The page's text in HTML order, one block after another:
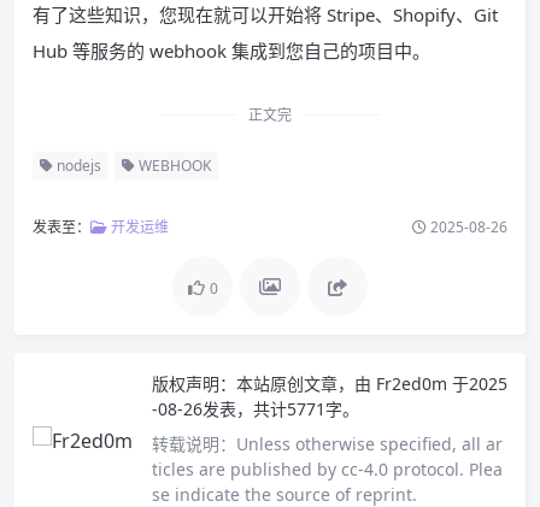
有了这些知识，您现在就可以开始将 Stripe、Shopify、Git
Hub 等服务的 webhook 集成到您自己的项目中。
正文完
nodejs WEBHOOK
发表至： 开发运维 2025-08-26
0
版权声明： 本站原创文章，由 Fr2ed0m 于2025
-08-26发表，共计5771字。
转载说明： Unless otherwise specified, all ar
ticles are published by cc-4.0 protocol. Plea
se indicate the source of reprint.